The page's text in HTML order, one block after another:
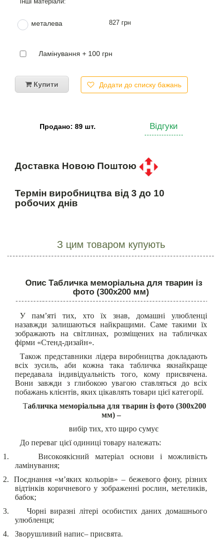
металева 827 грн
Ламінування + 100 грн
Купити Додати до списку бажань
Продано: 89 шт. Відгуки
Доставка Новою Поштою
Термін виробництва від 3 до 10
робочих днів
З цим товаром купують
Опис Табличка меморіальна для тварин із
фото (300х200 мм)
У пам’яті тих, хто їх знав, домашні улюбленці
назавжди залишаються найкращими. Саме такими їх
зображають на світлинах, розміщених на табличках
фірми «Стенд-дизайн».
Також представники лідера виробництва докладають
всіх зусиль, аби кожна така табличка якнайкраще
передавала індивідуальність того, кому присвячена.
Вони завжди з глибокою увагою ставляться до всіх
побажань клієнтів, яких цікавлять товари цієї категорії.
Табличка меморіальна для тварин із фото (300х200
мм) –
вибір тих, хто щиро сумує
До переваг цієї одиниці товару належать:
1.
Високоякісний матеріал основи і можливість
ламінування;
2.
Поєднання «м’яких кольорів» – бежевого фону, різних
відтінків коричневого у зображенні рослин, метеликів,
бабок;
3.
Чорні виразні літері особистих даних домашнього
улюбленця;
4.
Зворушливий напис– присвята.